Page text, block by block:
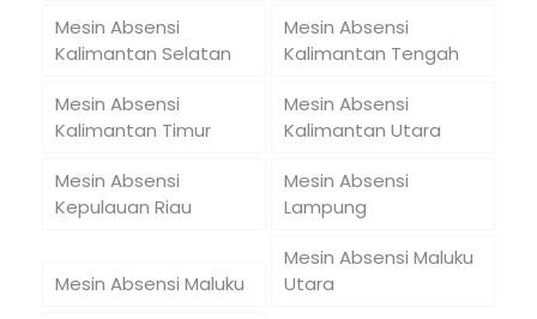
Mesin Absensi
Kalimantan Selatan
Mesin Absensi
Kalimantan Tengah
Mesin Absensi
Kalimantan Timur
Mesin Absensi
Kalimantan Utara
Mesin Absensi
Kepulauan Riau
Mesin Absensi
Lampung
Mesin Absensi Maluku
Mesin Absensi Maluku
Utara